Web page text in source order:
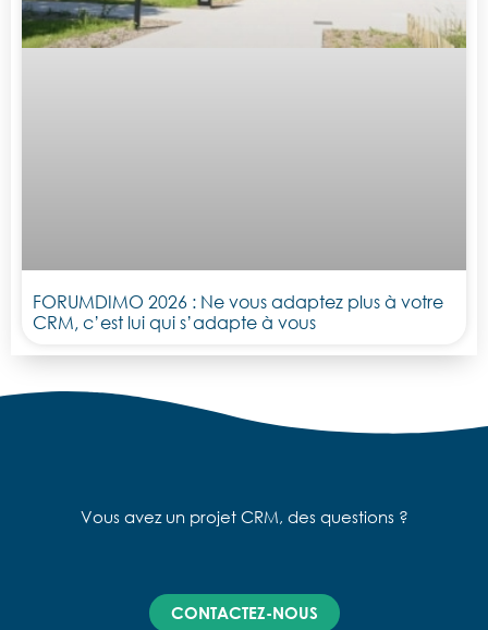
FORUMDIMO 2026 : Ne vous adaptez plus à votre
CRM, c’est lui qui s’adapte à vous
Vous avez un projet CRM, des questions ?
CONTACTEZ-NOUS